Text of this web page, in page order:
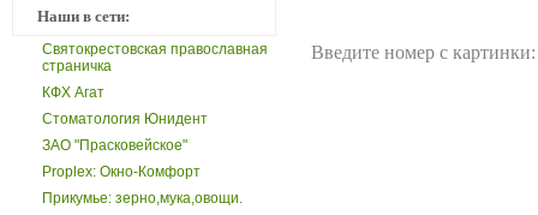
Наши в сети:
Святокрестовская православная
страничка
КФХ Агат
Стоматология Юнидент
ЗАО "Прасковейское"
Proplex: Окно-Комфорт
Прикумье: зерно,мука,овощи.
Введите номер с картинки: